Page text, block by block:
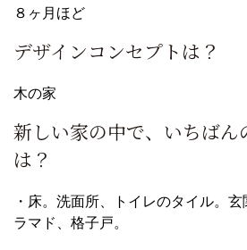
８ヶ月ほど
デザインコンセプトは？
木の家
新しい家の中で、いちばん
は？
・床。洗面所、トイレのタイル。
ラマド、格子戸。